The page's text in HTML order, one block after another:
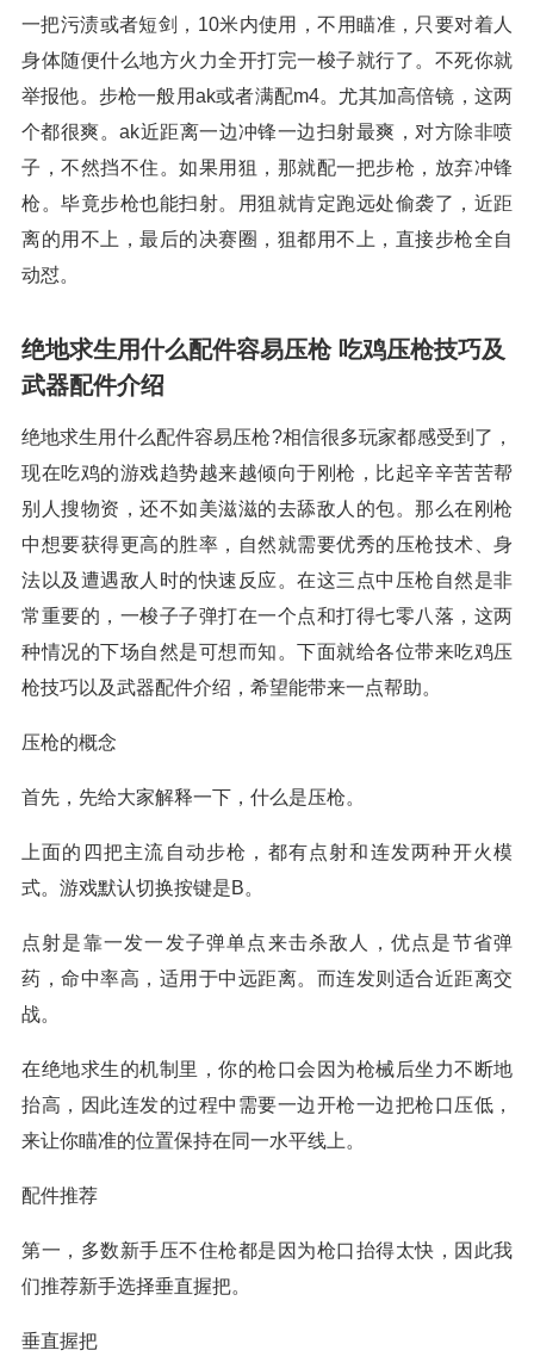
一把污渍或者短剑，10米内使用，不用瞄准，只要对着人
身体随便什么地方火力全开打完一梭子就行了。不死你就
举报他。步枪一般用ak或者满配m4。尤其加高倍镜，这两
个都很爽。ak近距离一边冲锋一边扫射最爽，对方除非喷
子，不然挡不住。如果用狙，那就配一把步枪，放弃冲锋
枪。毕竟步枪也能扫射。用狙就肯定跑远处偷袭了，近距
离的用不上，最后的决赛圈，狙都用不上，直接步枪全自
动怼。
绝地求生用什么配件容易压枪 吃鸡压枪技巧及
武器配件介绍
绝地求生用什么配件容易压枪?相信很多玩家都感受到了，
现在吃鸡的游戏趋势越来越倾向于刚枪，比起辛辛苦苦帮
别人搜物资，还不如美滋滋的去舔敌人的包。那么在刚枪
中想要获得更高的胜率，自然就需要优秀的压枪技术、身
法以及遭遇敌人时的快速反应。在这三点中压枪自然是非
常重要的，一梭子子弹打在一个点和打得七零八落，这两
种情况的下场自然是可想而知。下面就给各位带来吃鸡压
枪技巧以及武器配件介绍，希望能带来一点帮助。
压枪的概念
首先，先给大家解释一下，什么是压枪。
上面的四把主流自动步枪，都有点射和连发两种开火模
式。游戏默认切换按键是B。
点射是靠一发一发子弹单点来击杀敌人，优点是节省弹
药，命中率高，适用于中远距离。而连发则适合近距离交
战。
在绝地求生的机制里，你的枪口会因为枪械后坐力不断地
抬高，因此连发的过程中需要一边开枪一边把枪口压低，
来让你瞄准的位置保持在同一水平线上。
配件推荐
第一，多数新手压不住枪都是因为枪口抬得太快，因此我
们推荐新手选择垂直握把。
垂直握把